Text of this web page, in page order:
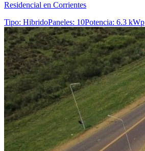
Residencial en Corrientes
Tipo: HibridoPaneles: 10Potencia: 6.3 kWp